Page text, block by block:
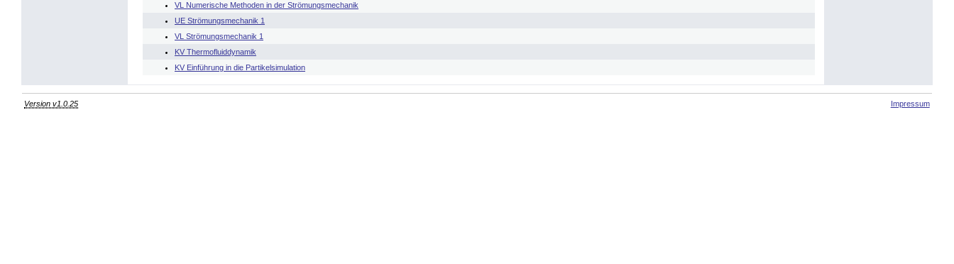
VL Numerische Methoden in der Strömungsmechanik
UE Strömungsmechanik 1
VL Strömungsmechanik 1
KV Thermofluiddynamik
KV Einführung in die Partikelsimulation
Version v1.0.25 Impressum